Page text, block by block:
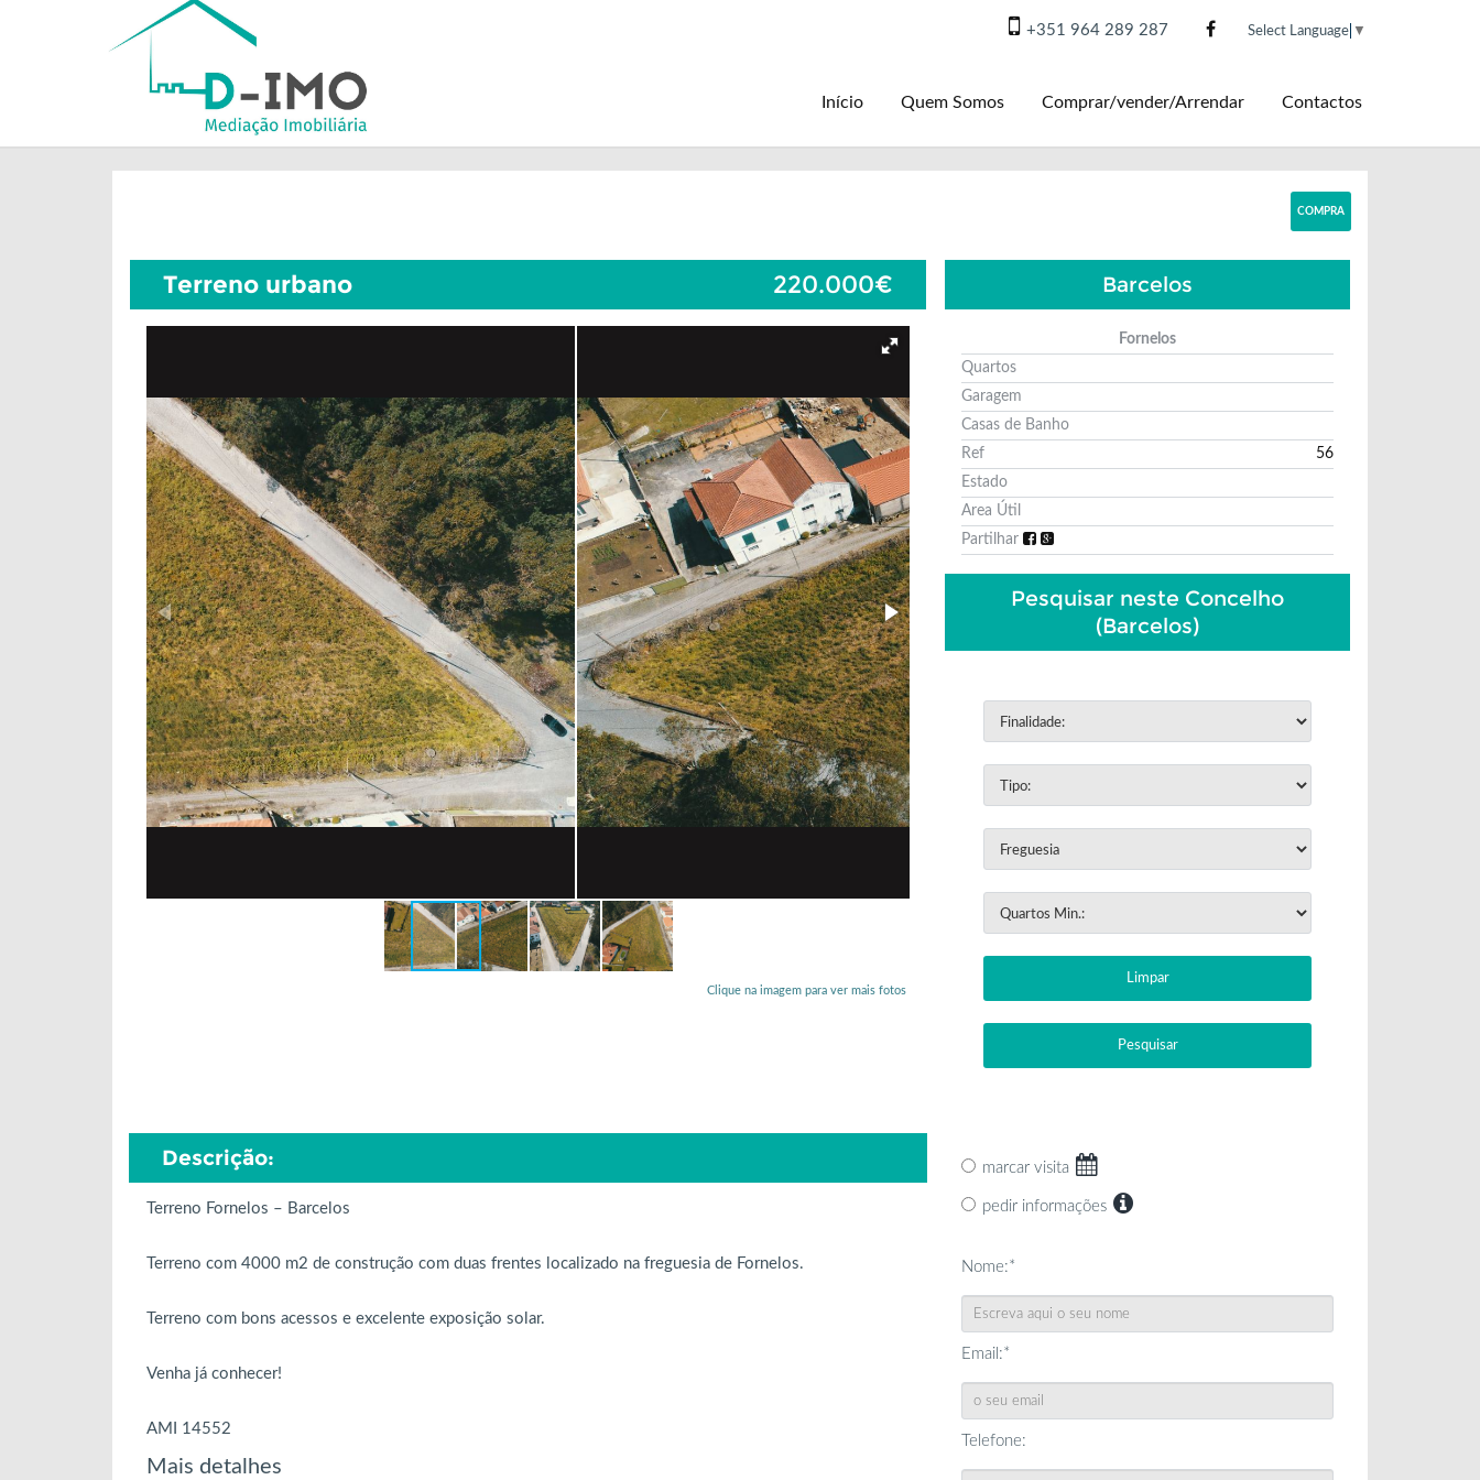
+351 964 289 287 Select Language ▼
Início Quem Somos Comprar/vender/Arrendar Contactos
COMPRA
Terreno urbano 220.000€
Clique na imagem para ver mais fotos
Barcelos
Fornelos
Quartos
Garagem
Casas de Banho
Ref
56
Estado
Area Útil
Partilhar
Pesquisar neste Concelho
(Barcelos)
Descrição:
Terreno Fornelos – Barcelos
Terreno com 4000 m2 de construção com duas frentes localizado na freguesia de Fornelos.
Terreno com bons acessos e excelente exposição solar.
Venha já conhecer!
AMI 14552
Mais detalhes
marcar visita
pedir informações
Nome:*
Email:*
Telefone: